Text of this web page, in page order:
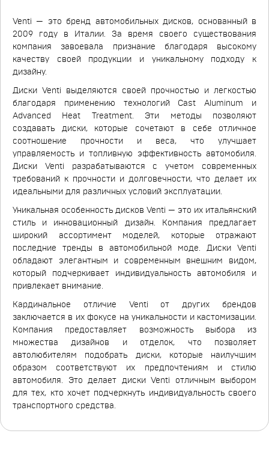
Venti — это бренд автомобильных дисков, основанный в
2009 году в Италии. За время своего существования
компания завоевала признание благодаря высокому
качеству своей продукции и уникальному подходу к
дизайну.
Диски Venti выделяются своей прочностью и легкостью
благодаря применению технологий Cast Aluminum и
Advanced Heat Treatment. Эти методы позволяют
создавать диски, которые сочетают в себе отличное
соотношение прочности и веса, что улучшает
управляемость и топливную эффективность автомобиля.
Диски Venti разрабатываются с учетом современных
требований к прочности и долговечности, что делает их
идеальными для различных условий эксплуатации.
Уникальная особенность дисков Venti — это их итальянский
стиль и инновационный дизайн. Компания предлагает
широкий ассортимент моделей, которые отражают
последние тренды в автомобильной моде. Диски Venti
обладают элегантным и современным внешним видом,
который подчеркивает индивидуальность автомобиля и
привлекает внимание.
Кардинальное отличие Venti от других брендов
заключается в их фокусе на уникальности и кастомизации.
Компания предоставляет возможность выбора из
множества дизайнов и отделок, что позволяет
автолюбителям подобрать диски, которые наилучшим
образом соответствуют их предпочтениям и стилю
автомобиля. Это делает диски Venti отличным выбором
для тех, кто хочет подчеркнуть индивидуальность своего
транспортного средства.